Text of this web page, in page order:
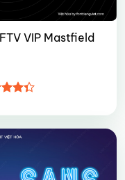
VIP Mastfield
4.35